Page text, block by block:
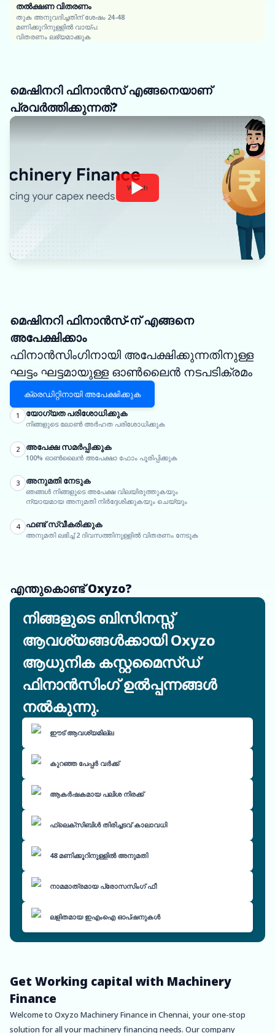
തൽക്ഷണ വിതരണം
തുക അനുവദിച്ചതിന് ശേഷം 24-48
മണിക്കൂറിനുള്ളിൽ വായ്പ
വിതരണം ലഭ്യമാക്കുക
മെഷിനറി ഫിനാൻസ് എങ്ങനെയാണ്
പ്രവർത്തിക്കുന്നത്?
Watch
മെഷിനറി ഫിനാൻസ്-ന് എങ്ങനെ
അപേക്ഷിക്കാം
ഫിനാൻസിംഗിനായി അപേക്ഷിക്കുന്നതിനുള്ള
ഘട്ടം ഘട്ടമായുള്ള ഓൺലൈൻ നടപടിക്രമം
ക്രെഡിറ്റിനായി അപേക്ഷിക്കുക
1 യോഗ്യത പരിശോധിക്കുക
നിങ്ങളുടെ ലോൺ അർഹത പരിശോധിക്കുക
2 അപേക്ഷ സമർപ്പിക്കുക
100% ഓൺലൈൻ അപേക്ഷാ ഫോം പൂരിപ്പിക്കുക
3 അനുമതി നേടുക
ഞങ്ങൾ നിങ്ങളുടെ അപേക്ഷ വിലയിരുത്തുകയും
ന്യായമായ അനുമതി നിർദ്ദേശിക്കുകയും ചെയ്യും
4 ഫണ്ട് സ്വീകരിക്കുക
അനുമതി ലഭിച്ച് 2 ദിവസത്തിനുള്ളിൽ വിതരണം നേടുക
എന്തുകൊണ്ട് Oxyzo?
നിങ്ങളുടെ ബിസിനസ്സ്
ആവശ്യങ്ങൾക്കായി Oxyzo
ആധുനിക കസ്റ്റമൈസ്ഡ്
ഫിനാൻസിംഗ് ഉൽപ്പന്നങ്ങൾ
നൽകുന്നു.
ഈട് ആവശ്യമില്ല
കുറഞ്ഞ പേപ്പർ വർക്ക്
ആകർഷകമായ പലിശ നിരക്ക്
ഫ്ലെക്സിബിൾ തിരിച്ചടവ് കാലാവധി
48 മണിക്കൂറിനുള്ളിൽ അനുമതി
നാമമാത്രമായ പ്രോസസിംഗ് ഫീ
ലളിതമായ ഇഎംഐ ഓപ്ഷനുകൾ
Get Working capital with Machinery
Finance
Welcome to Oxyzo Machinery Finance in Chennai, your one-stop
solution for all your machinery financing needs. Our company